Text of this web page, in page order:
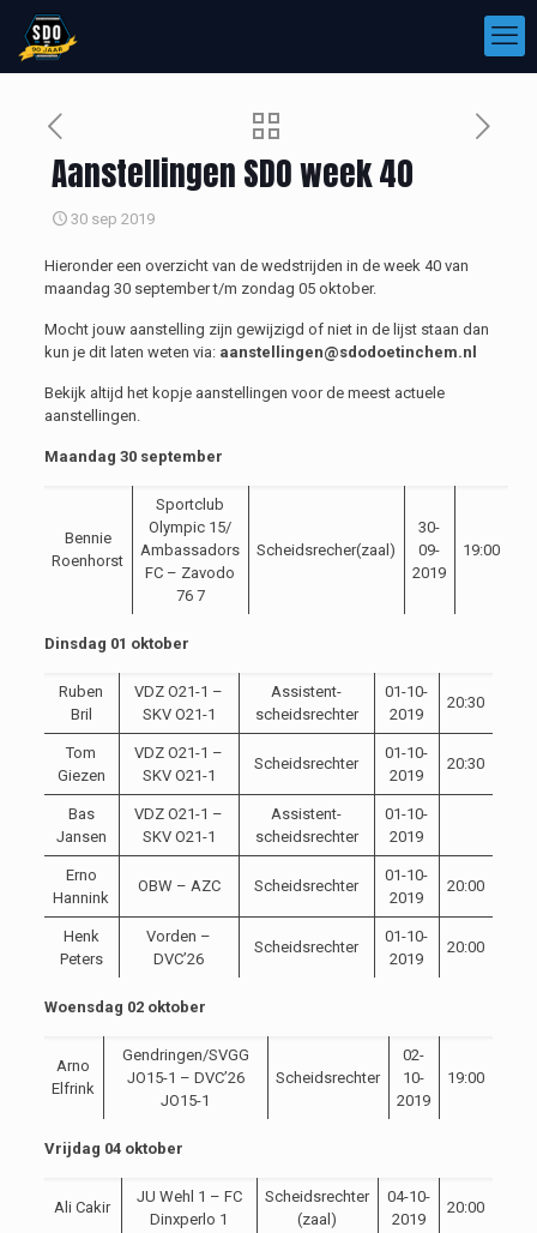
Aanstellingen SDO week 40
30 sep 2019
Hieronder een overzicht van de wedstrijden in de week 40 van
maandag 30 september t/m zondag 05 oktober.
Mocht jouw aanstelling zijn gewijzigd of niet in de lijst staan dan
kun je dit laten weten via: aanstellingen@sdodoetinchem.nl
Bekijk altijd het kopje aanstellingen voor de meest actuele
aanstellingen.
Maandag 30 september
Bennie
Roenhorst
Sportclub
Olympic 15/
Ambassadors
FC – Zavodo
76 7
Scheidsrecher(zaal)
30-
09-
2019
19:00
Dinsdag 01 oktober
Ruben
Bril
VDZ O21-1 –
SKV O21-1
Assistent-
scheidsrechter
01-10-
2019
20:30
Tom
Giezen
VDZ O21-1 –
SKV O21-1
Scheidsrechter
01-10-
2019
20:30
Bas
Jansen
VDZ O21-1 –
SKV O21-1
Assistent-
scheidsrechter
01-10-
2019
Erno
Hannink
OBW – AZC Scheidsrechter
01-10-
2019
20:00
Henk
Peters
Vorden –
DVC’26
Scheidsrechter
01-10-
2019
20:00
Woensdag 02 oktober
Arno
Elfrink
Gendringen/SVGG
JO15-1 – DVC’26
JO15-1
Scheidsrechter
02-
10-
2019
19:00
Vrijdag 04 oktober
Ali Cakir
JU Wehl 1 – FC
Dinxperlo 1
Scheidsrechter
(zaal)
04-10-
2019
20:00